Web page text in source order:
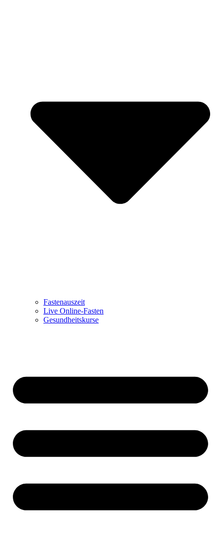
Fastenauszeit
Live Online-Fasten
Gesundheitskurse